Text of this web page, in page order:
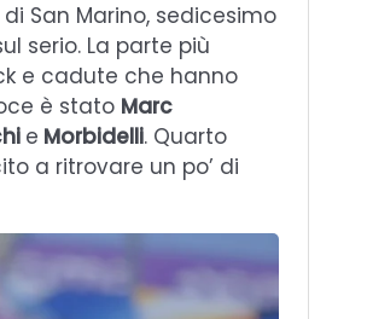
di San Marino, sedicesimo
serio. La parte più
e cadute che hanno
è stato Marc
e Morbidelli. Quarto
a ritrovare un po’ di